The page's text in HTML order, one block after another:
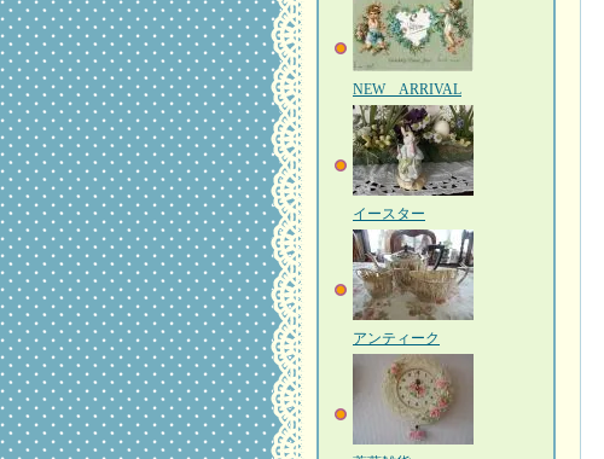
NEW ARRIVAL
イースター
アンティーク